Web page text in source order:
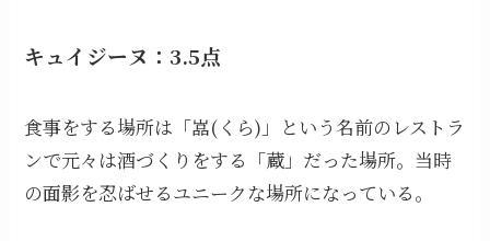
キュイジーヌ：3.5点
食事をする場所は「嵓(くら)」という名前のレストラ
ンで元々は酒づくりをする「蔵」だった場所。当時
の面影を忍ばせるユニークな場所になっている。